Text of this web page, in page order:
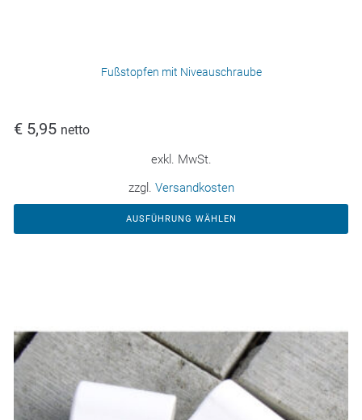
Fußstopfen mit Niveauschraube
€ 5,95 netto
exkl. MwSt.
zzgl. Versandkosten
AUSFÜHRUNG WÄHLEN